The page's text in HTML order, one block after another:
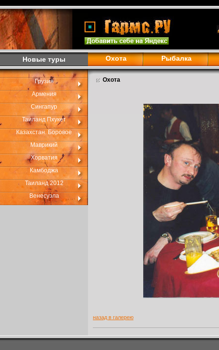
Новые туры Охота Рыбалка
Грузия
Армения
Сингапур
Таиланд Пхукет
Казахстан. Боровое
Маврикий
Хорватия
Камбоджа
Таиланд 2012
Венесуэла
Охота
назад в галерею